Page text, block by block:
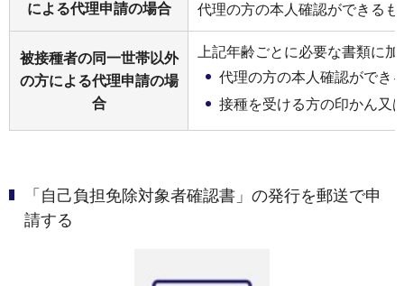
による代理申請の場合
代理の方の本人確認ができるも
被接種者の同一世帯以外
の方による代理申請の場
合
上記年齢ごとに必要な書類に加
代理の方の本人確認ができ
接種を受ける方の印かん又
「自己負担免除対象者確認書」の発行を郵送で申
請する